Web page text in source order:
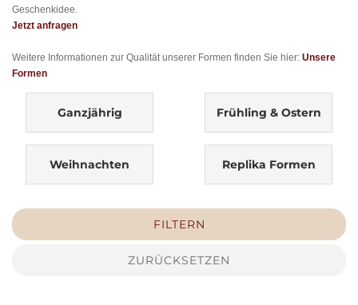
Geschenkidee.
Jetzt anfragen
Weitere Informationen zur Qualität unserer Formen finden Sie hier: Unsere
Formen
Ganzjährig Frühling & Ostern
Weihnachten Replika Formen
FILTERN
ZURÜCKSETZEN